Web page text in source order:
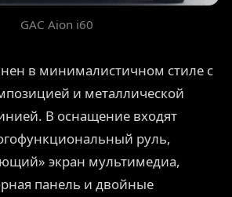
GAC Aion i60
в минималистичном стиле с
и металлической
В оснащение входят
руль,
экран мультимедиа,
панель и двойные